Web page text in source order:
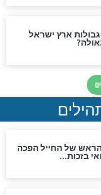
וביטול
הקודש
להמתקת